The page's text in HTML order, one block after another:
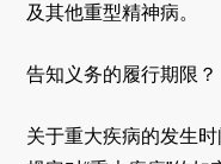
及其他重型精神病。
告知义务的履行期限？
关于重大疾病的发生